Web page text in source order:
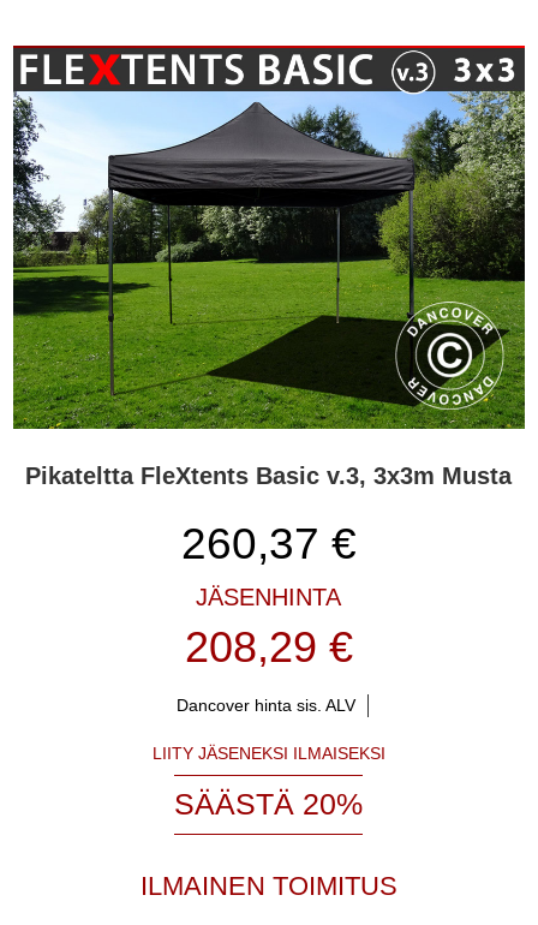
Pikateltta FleXtents Basic v.3, 3x3m Musta
260,37 €
JÄSENHINTA
208,29 €
Dancover hinta sis. ALV
LIITY JÄSENEKSI ILMAISEKSI
SÄÄSTÄ 20%
ILMAINEN TOIMITUS